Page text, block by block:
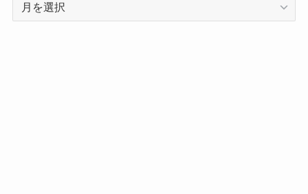
一